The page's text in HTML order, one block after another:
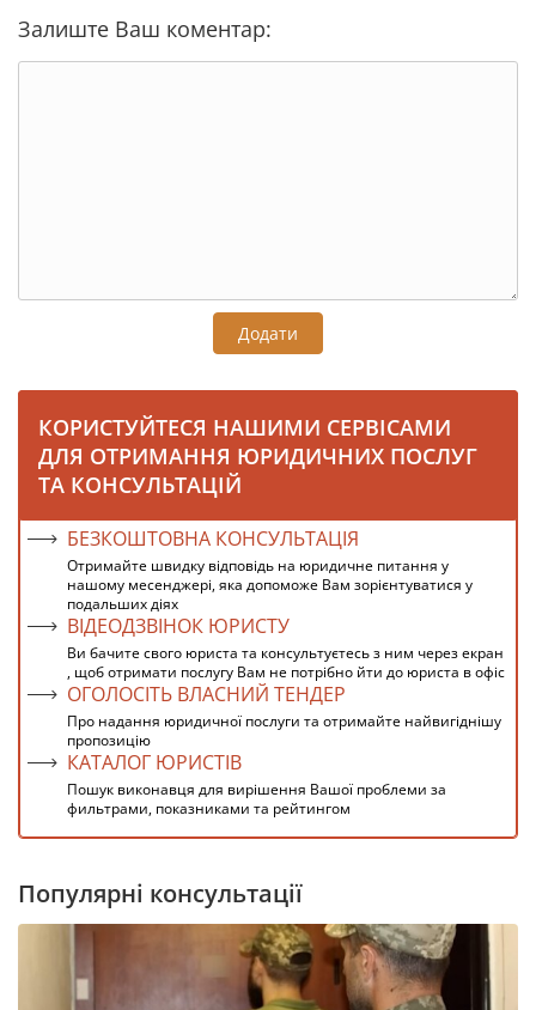
Залиште Ваш коментар:
Додати
КОРИСТУЙТЕСЯ НАШИМИ СЕРВІСАМИ
ДЛЯ ОТРИМАННЯ ЮРИДИЧНИХ ПОСЛУГ
ТА КОНСУЛЬТАЦІЙ
БЕЗКОШТОВНА КОНСУЛЬТАЦІЯ
Отримайте швидку відповідь на юридичне питання у
нашому месенджері, яка допоможе Вам зорієнтуватися у
подальших діях
ВІДЕОДЗВІНОК ЮРИСТУ
Ви бачите свого юриста та консультуєтесь з ним через екран
, щоб отримати послугу Вам не потрібно йти до юриста в офіс
ОГОЛОСІТЬ ВЛАСНИЙ ТЕНДЕР
Про надання юридичної послуги та отримайте найвигіднішу
пропозицію
КАТАЛОГ ЮРИСТІВ
Пошук виконавця для вирішення Вашої проблеми за
фильтрами, показниками та рейтингом
Популярні консультації